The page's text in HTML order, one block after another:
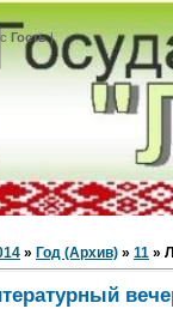
Гость|
» Год (Архив) » 11 »